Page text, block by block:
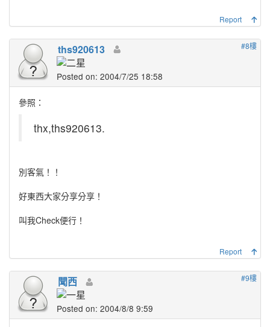
Report
#8樓
ths920613
Posted on: 2004/7/25 18:58
參照：
thx,ths920613.
別客氣！！
好東西大家分享分享！
叫我Check便行！
Report
#9樓
聞西
Posted on: 2004/8/8 9:59